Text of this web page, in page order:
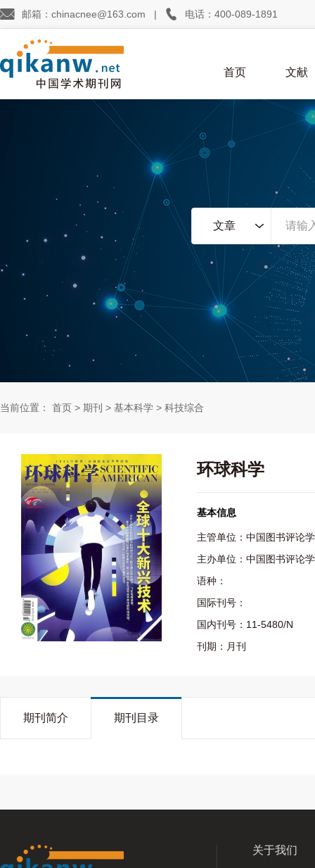
 邮箱：chinacnee@163.com |  电话：400-089-1891
首页 文献
当前位置： 首页 > 期刊 > 基本科学 > 科技综合
环球科学
基本信息
主管单位：中国图书评论
主办单位：中国图书评论
语种：
国际刊号：
国内刊号：11-5480/N
刊期：月刊
期刊简介 期刊目录
关于我们